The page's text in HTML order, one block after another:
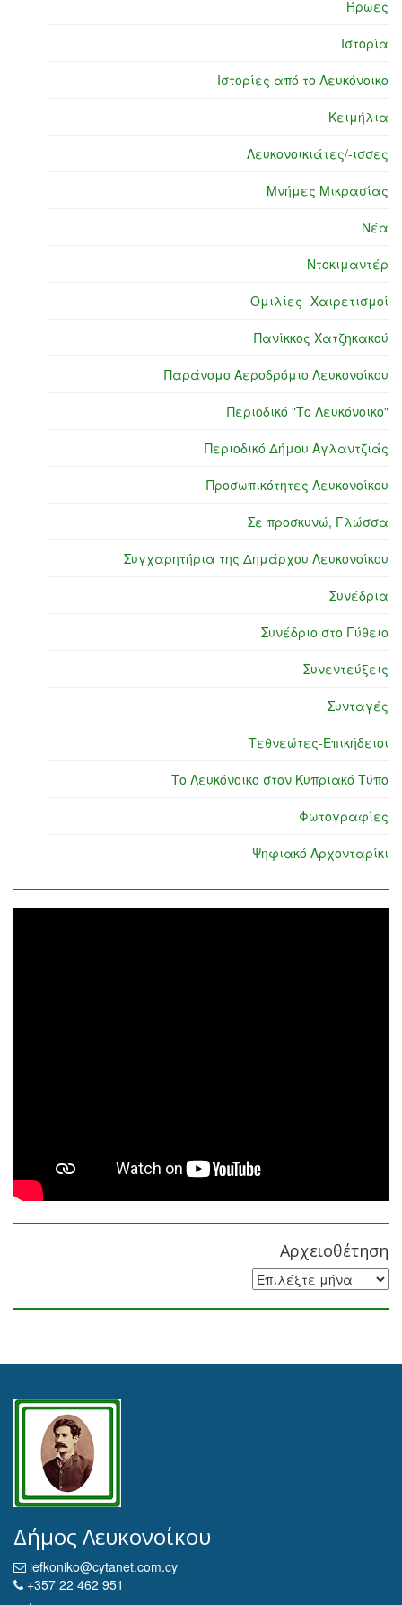
Ήρωες
Ιστορία
Ιστορίες από το Λευκόνοικο
Κειμήλια
Λευκονοικιάτες/-ισσες
Μνήμες Μικρασίας
Νέα
Ντοκιμαντέρ
Ομιλίες- Χαιρετισμοί
Πανίκκος Χατζηκακού
Παράνομο Αεροδρόμιο Λευκονοίκου
Περιοδικό "Το Λευκόνοικο"
Περιοδικό Δήμου Αγλαντζιάς
Προσωπικότητες Λευκονοίκου
Σε προσκυνώ, Γλώσσα
Συγχαρητήρια της Δημάρχου Λευκονοίκου
Συνέδρια
Συνέδριο στο Γύθειο
Συνεντεύξεις
Συνταγές
Τεθνεώτες-Επικήδειοι
Το Λευκόνοικο στον Κυπριακό Τύπο
Φωτογραφίες
Ψηφιακό Αρχονταρίκι
Αρχειοθέτηση
Αρχειοθέτηση
Δήμος Λευκονοίκου
lefkoniko@cytanet.com.cy
+357 22 462 951